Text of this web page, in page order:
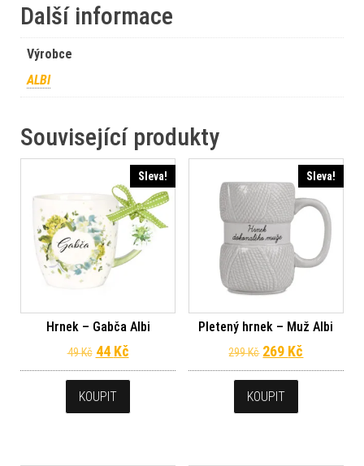
Další informace
Výrobce
ALBI
Související produkty
Sleva!
Hrnek – Gabča Albi
49Kč Původní cena byla: 49 Kč.
44 KčAktuální cena je: 44 Kč.
KOUPIT
Sleva!
Pletený hrnek – Muž Albi
299Kč Původní cena
269 Kč
KOUPIT